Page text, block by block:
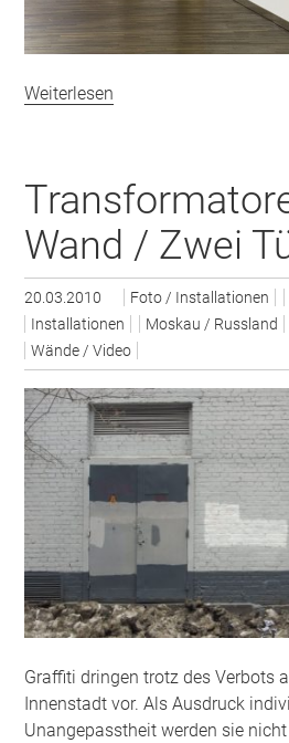
Weiterlesen
Wand / Zwei
20.03.2010 Foto / Installationen
Installationen
Moskau / Russland
Wände / Video
Graffiti dringen trotz des Verbots
Innenstadt vor. Als Ausdruck
Unangepasstheit werden sie